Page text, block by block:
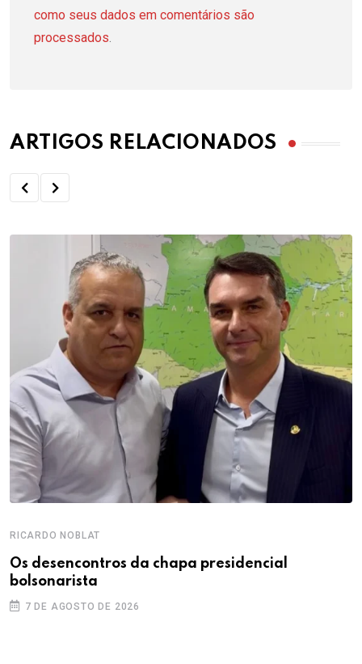
como seus dados em comentários são
processados.
ARTIGOS RELACIONADOS
RICARDO NOBLAT
Os desencontros da chapa presidencial
bolsonarista
7 DE AGOSTO DE 2026